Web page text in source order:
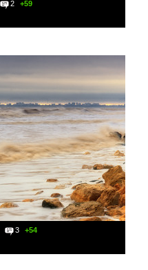
2 +59
3 +54